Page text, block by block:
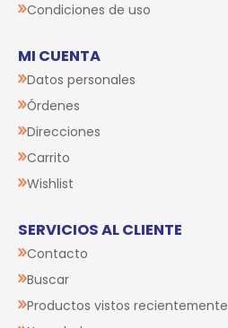
Condiciones de uso
MI CUENTA
Datos personales
Órdenes
Direcciones
Carrito
Wishlist
SERVICIOS AL CLIENTE
Contacto
Buscar
Productos vistos recientemente